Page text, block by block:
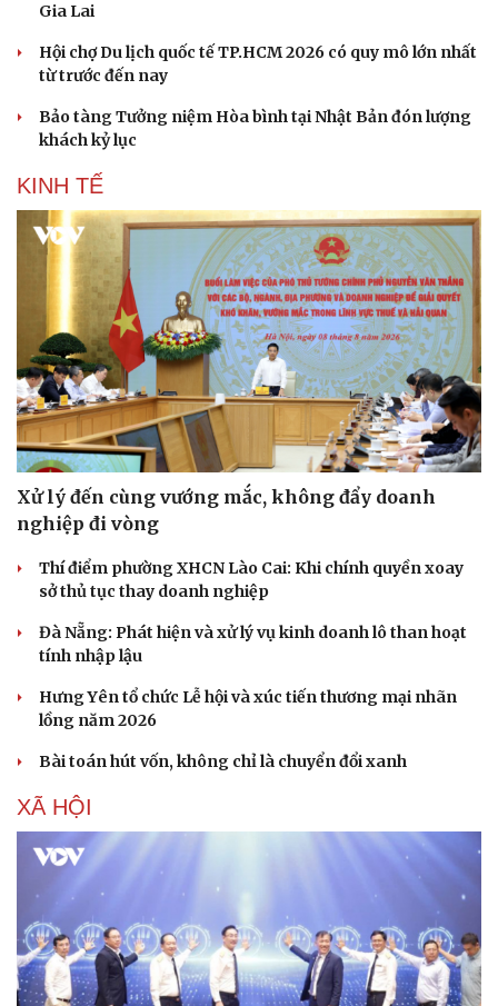
Văn hóa
Sân khấu - Điện ảnh
Văn học
Âm nhạc
Di sản
Sao Việt
Gia Lai
Hội chợ Du lịch quốc tế TP.HCM 2026 có quy mô lớn nhất
từ trước đến nay
Bảo tàng Tưởng niệm Hòa bình tại Nhật Bản đón lượng
khách kỷ lục
KINH TẾ
Xử lý đến cùng vướng mắc, không đẩy doanh
nghiệp đi vòng
Thí điểm phường XHCN Lào Cai: Khi chính quyền xoay
sở thủ tục thay doanh nghiệp
Đà Nẵng: Phát hiện và xử lý vụ kinh doanh lô than hoạt
tính nhập lậu
Hưng Yên tổ chức Lễ hội và xúc tiến thương mại nhãn
lồng năm 2026
Bài toán hút vốn, không chỉ là chuyển đổi xanh
XÃ HỘI